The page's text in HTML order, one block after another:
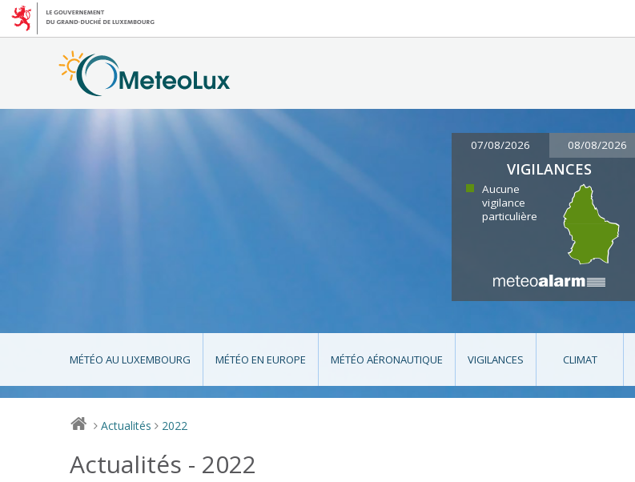
07/08/2026 08/08/2026
VIGILANCES
Aucune
vigilance
particulière
MÉTÉO AU LUXEMBOURG MÉTÉO EN EUROPE MÉTÉO AÉRONAUTIQUE VIGILANCES CLIMAT
> Actualités > 2022
Actualités - 2022